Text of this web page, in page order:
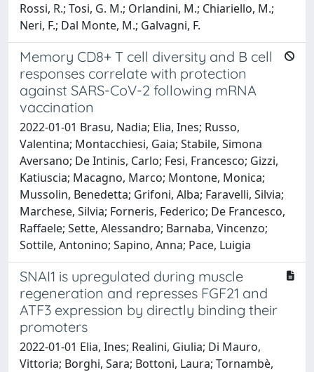
Rossi, R.; Tosi, G. M.; Orlandini, M.; Chiariello, M.;
Neri, F.; Dal Monte, M.; Galvagni, F.
Memory CD8+ T cell diversity and B cell
responses correlate with protection
against SARS-CoV-2 following mRNA
vaccination
2022-01-01 Brasu, Nadia; Elia, Ines; Russo,
Valentina; Montacchiesi, Gaia; Stabile, Simona
Aversano; De Intinis, Carlo; Fesi, Francesco; Gizzi,
Katiuscia; Macagno, Marco; Montone, Monica;
Mussolin, Benedetta; Grifoni, Alba; Faravelli, Silvia;
Marchese, Silvia; Forneris, Federico; De Francesco,
Raffaele; Sette, Alessandro; Barnaba, Vincenzo;
Sottile, Antonino; Sapino, Anna; Pace, Luigia
SNAI1 is upregulated during muscle
regeneration and represses FGF21 and
ATF3 expression by directly binding their
promoters
2022-01-01 Elia, Ines; Realini, Giulia; Di Mauro,
Vittoria; Borghi, Sara; Bottoni, Laura; Tornambè,